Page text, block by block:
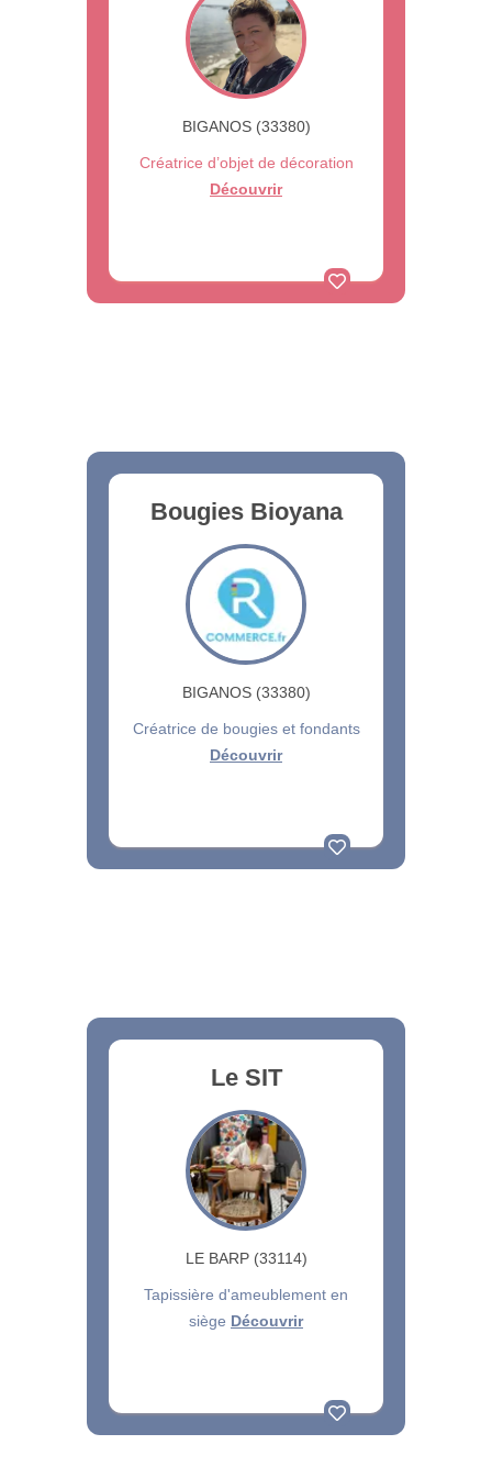
BIGANOS (33380)
Créatrice d’objet de décoration
Découvrir
Bougies Bioyana
BIGANOS (33380)
Créatrice de bougies et fondants
Découvrir
Le SIT
LE BARP (33114)
Tapissière d'ameublement en
siège Découvrir